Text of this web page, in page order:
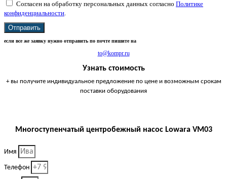
Согласен на обработку персональных данных согласно Политике
конфиденциальности.
Отправить
если все же заявку нужно отправить по почте пишите на
to@kompr.ru
Узнать стоимость
+ вы получите индивидуальное предложение по цене и возможным срокам
поставки оборудования
Многоступенчатый центробежный насос Lowara VM03
Имя
Телефон